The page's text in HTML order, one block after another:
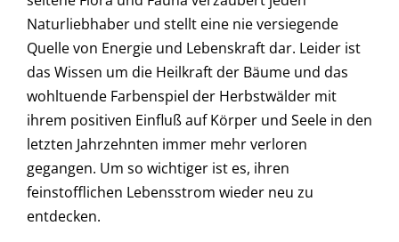
Naturliebhaber und stellt eine nie versiegende
Quelle von Energie und Lebenskraft dar. Leider ist
das Wissen um die Heilkraft der Bäume und das
wohltuende Farbenspiel der Herbstwälder mit
ihrem positiven Einfluß auf Körper und Seele in den
letzten Jahrzehnten immer mehr verloren
gegangen. Um so wichtiger ist es, ihren
feinstofflichen Lebensstrom wieder neu zu
entdecken.